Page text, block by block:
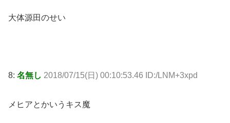
大体源田のせい
8: 名無し 2018/07/15(日) 00:10:53.46 ID:/LNM+3xpd
メヒアとかいうキス魔